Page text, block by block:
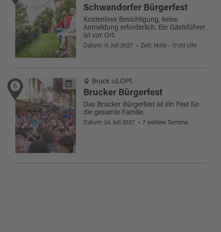
Schwandorfer Bürgerfest
Kostenlose Besichtigung, keine
Anmeldung erforderlich. Ein Gästeführer
ist vor Ort.
Datum: 11. Juli 2027 Zeit: 14:00 - 17:00 Uhr
6 Bruck i.d.OPf.
Brucker Bürgerfest
Das Brucker Bürgerfest ist ein Fest für
die gesamte Familie.
Datum: 24. Juli 2027 7 weitere Termine